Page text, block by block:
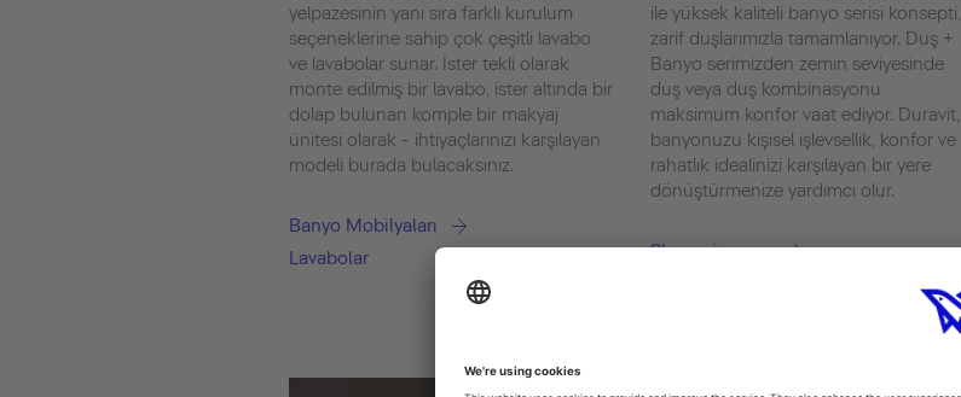
yelpazesinin yanı sıra farklı kurulum
seçeneklerine sahip çok çeşitli lavabo
ve lavabolar sunar. İster tekli olarak
monte edilmiş bir lavabo, ister altında bir
dolap bulunan komple bir makyaj
ünitesi olarak - ihtiyaçlarınızı karşılayan
modeli burada bulacaksınız.
Banyo Mobilyaları
Lavabolar
ile yüksek kaliteli banyo serisi konsepti,
zarif duşlarımızla tamamlanıyor. Duş +
Banyo serimizden zemin seviyesinde
duş veya duş kombinasyonu
maksimum konfor vaat ediyor. Duravit,
banyonuzu kişisel işlevsellik, konfor ve
rahatlık idealinizi karşılayan bir yere
dönüştürmenize yardımcı olur.
Showering